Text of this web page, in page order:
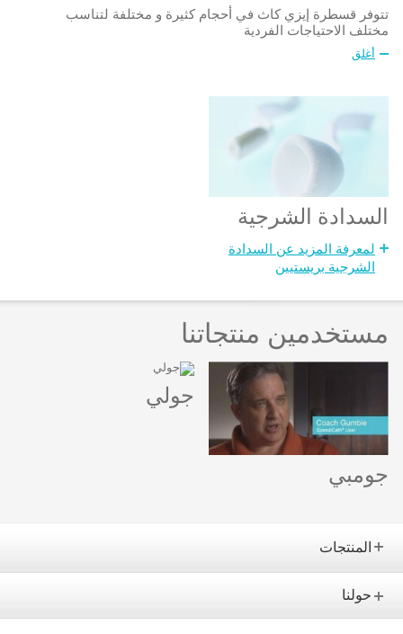
تتوفر قسطرة إيزي كاث في أحجام كثيرة و مختلفة لتناسب
مختلف الاحتياجات الفردية
أغلق
السدادة الشرجية
لمعرفة المزيد عن السدادة
الشرجية بريستيين
مستخدمين منتجاتنا
جومبي
جولي
المنتجات
حولنا